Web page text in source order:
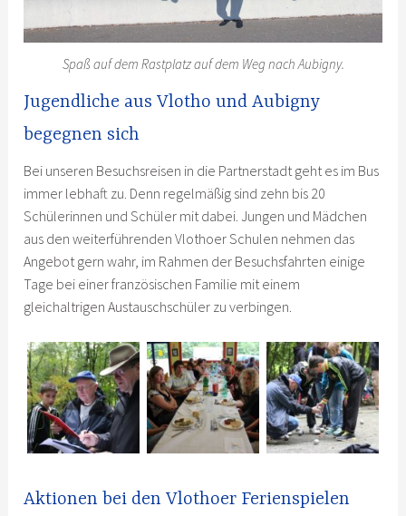
Spaß auf dem Rastplatz auf dem Weg nach Aubigny.
Jugendliche aus Vlotho und Aubigny
begegnen sich
Bei unseren Besuchsreisen in die Partnerstadt geht es im Bus
immer lebhaft zu. Denn regelmäßig sind zehn bis 20
Schülerinnen und Schüler mit dabei. Jungen und Mädchen
aus den weiterführenden Vlothoer Schulen nehmen das
Angebot gern wahr, im Rahmen der Besuchsfahrten einige
Tage bei einer französischen Familie mit einem
gleichaltrigen Austauschschüler zu verbingen.
Aktionen bei den Vlothoer Ferienspielen